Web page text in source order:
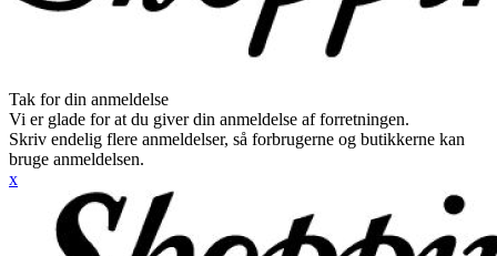
Tak for din anmeldelse
Vi er glade for at du giver din anmeldelse af forretningen.
Skriv endelig flere anmeldelser, så forbrugerne og butikkerne kan
bruge anmeldelsen.
x